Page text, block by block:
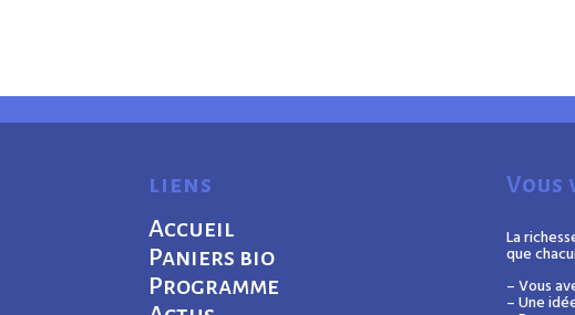
liens
Accueil
Paniers bio
Programme
Vous
La
que
– Vous
– Une